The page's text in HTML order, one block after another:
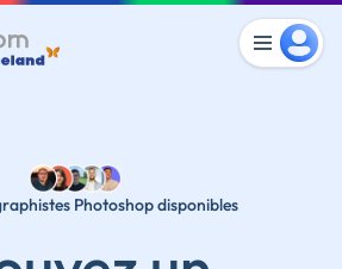
Photoshop disponibles